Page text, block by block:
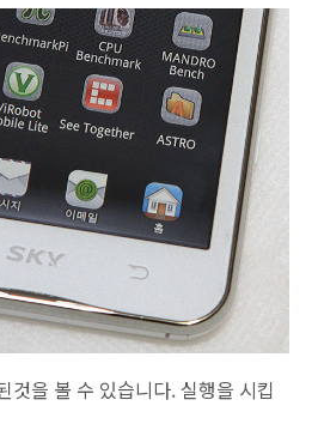
을 볼 수 있습니다. 실행을 시킵